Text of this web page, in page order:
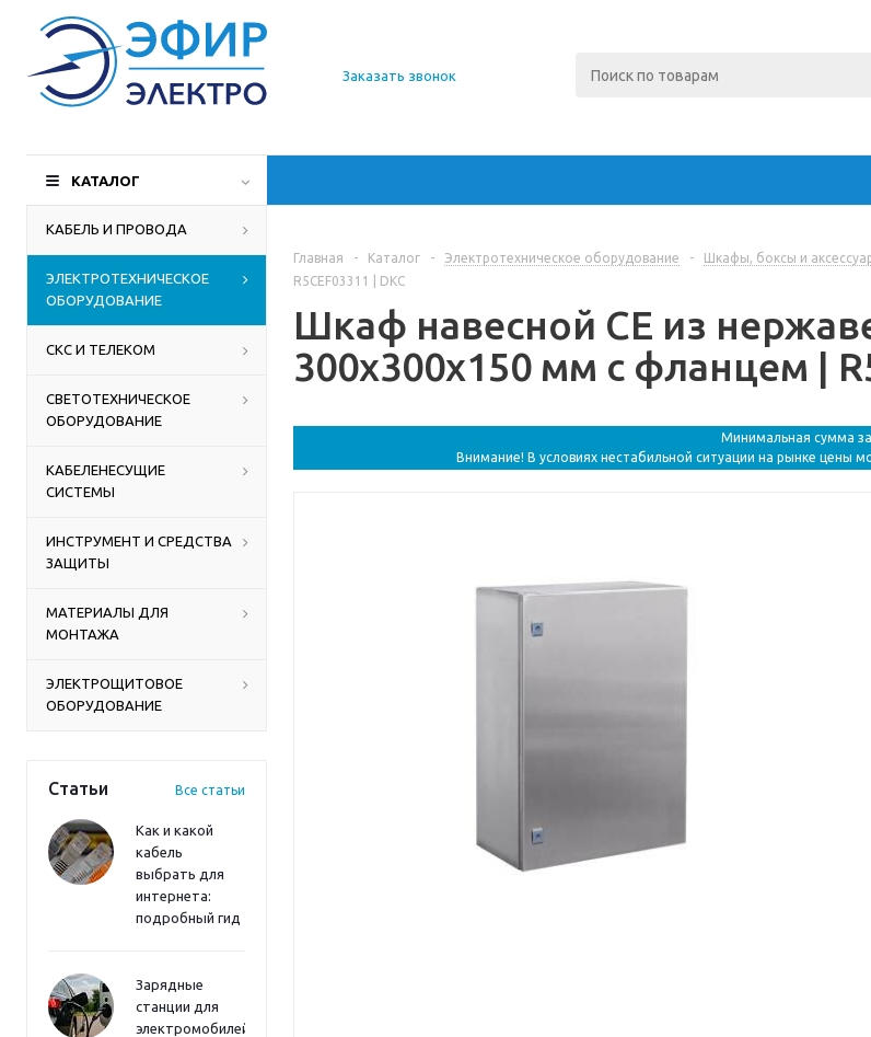
О компании
Доставка
Производители
Контакты
Заказать звонок
КАТАЛОГ
КАБЕЛЬ И ПРОВОДА
ЭЛЕКТРОТЕХНИЧЕСКОЕ
ОБОРУДОВАНИЕ
СКС И ТЕЛЕКОМ
СВЕТОТЕХНИЧЕСКОЕ
ОБОРУДОВАНИЕ
КАБЕЛЕНЕСУЩИЕ
СИСТЕМЫ
ИНСТРУМЕНТ И СРЕДСТВА
ЗАЩИТЫ
МАТЕРИАЛЫ ДЛЯ
МОНТАЖА
ЭЛЕКТРОЩИТОВОЕ
ОБОРУДОВАНИЕ
Статьи Все статьи
Как и какой
кабель
выбрать для
интернета:
подробный гид
Зарядные
станции для
электромобилей:
Главная - Каталог - Электротехническое оборудование - Шкафы, боксы и
R5CEF03311 | DKC
Шкаф навесной CE из
300x300x150 мм с фланцем |
Минимальная сумма
Внимание! В условиях нестабильной ситуации на рынке цены